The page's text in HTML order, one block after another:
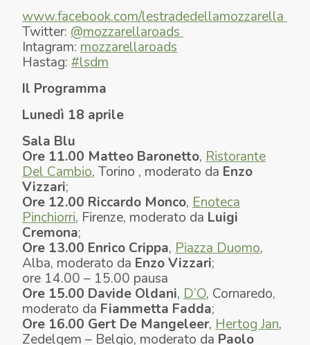
www.facebook.com/lestradedellamozzarella
Twitter: @mozzarellaroads
Intagram: mozzarellaroads
Hastag: #lsdm
Il Programma
Lunedì 18 aprile
Sala Blu
Ore 11.00 Matteo Baronetto, Ristorante
Del Cambio, Torino , moderato da Enzo
Vizzari;
Ore 12.00 Riccardo Monco, Enoteca
Pinchiorri, Firenze, moderato da Luigi
Cremona;
Ore 13.00 Enrico Crippa, Piazza Duomo,
Alba, moderato da Enzo Vizzari;
ore 14.00 – 15.00 pausa
Ore 15.00 Davide Oldani, D’O, Cornaredo,
moderato da Fiammetta Fadda;
Ore 16.00 Gert De Mangeleer, Hertog Jan,
Zedelgem – Belgio, moderato da Paolo